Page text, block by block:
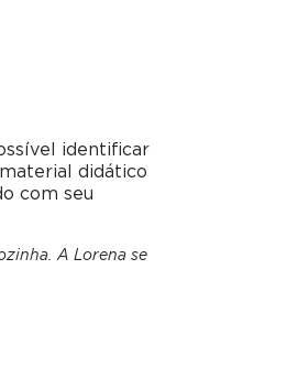
identificar
didático
com seu
A Lorena se